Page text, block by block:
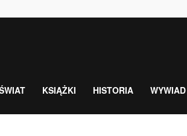
KSIĄŻKI HISTORIA WYWIAD